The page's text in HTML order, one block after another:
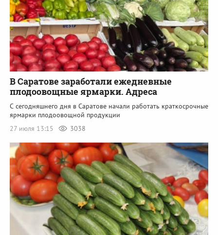
В Саратове заработали ежедневные
плодоовощные ярмарки. Адреса
С сегодняшнего дня в Саратове начали работать краткосрочные
ярмарки плодоовощной продукции
27 июля 13:15
3038